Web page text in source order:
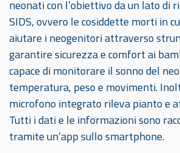
neonati con l’obiettivo da un lato di
SIDS, ovvero le cosiddette morti in
aiutare i neogenitori attraverso
garantire sicurezza e comfort ai
capace di monitorare il sonno del
temperatura, peso e movimenti.
microfono integrato rileva pianto e
Tutti i dati e le informazioni sono
tramite un’app sullo smartphone.